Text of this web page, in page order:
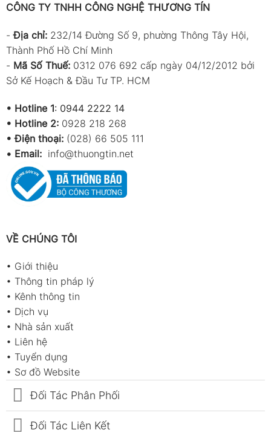
CÔNG TY TNHH CÔNG NGHỆ THƯƠNG TÍN
-Địa chỉ: 232/14 Đường Số 9, phường Thông Tây Hội,
Thành Phố Hồ Chí Minh
- Mã Số Thuế: 0312 076 692 cấp ngày 04/12/2012 bởi
Sở Kế Hoạch & Đầu Tư TP. HCM
• Hotline 1: 0944 2222 14
• Hotline 2: 0928 218 268
• Điện thoại: (028) 66 505 111
• Email: info@thuongtin.net
VỀ CHÚNG TÔI
• Giới thiệu
• Thông tin pháp lý
• Kênh thông tin
• Dịch vụ
• Nhà sản xuất
• Liên hệ
• Tuyển dụng
• Sơ đồ Website
Đối Tác Phân Phối
Đối Tác Liên Kết